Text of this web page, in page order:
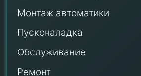
Монтаж автоматики
Пусконаладка
Обслуживание
Ремонт